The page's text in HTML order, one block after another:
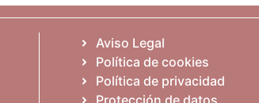
Aviso Legal
Política de cookies
Política de privacidad